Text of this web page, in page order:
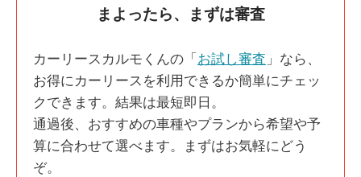
まよったら、まずは審査
カーリースカルモくんの「お試し審査 」なら、
お得にカーリースを利用できるか簡単にチェッ
クできます。結果は最短即日。
通過後、おすすめの車種やプランから希望や予
算に合わせて選べます。まずはお気軽にどう
ぞ。